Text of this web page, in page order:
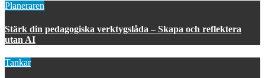
Planeraren
Stärk din pedagogiska verktygslåda – Skapa och reflektera
utan AI
Tankar